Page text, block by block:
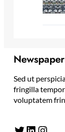
Sed ut
fringilla
voluptatem